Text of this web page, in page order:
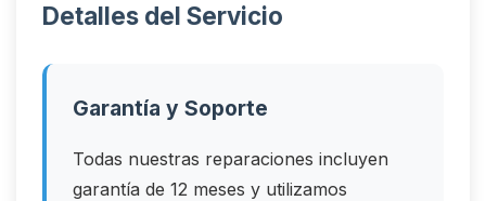
Detalles del Servicio
Garantía y Soporte
Todas nuestras reparaciones incluyen
garantía de 12 meses y utilizamos